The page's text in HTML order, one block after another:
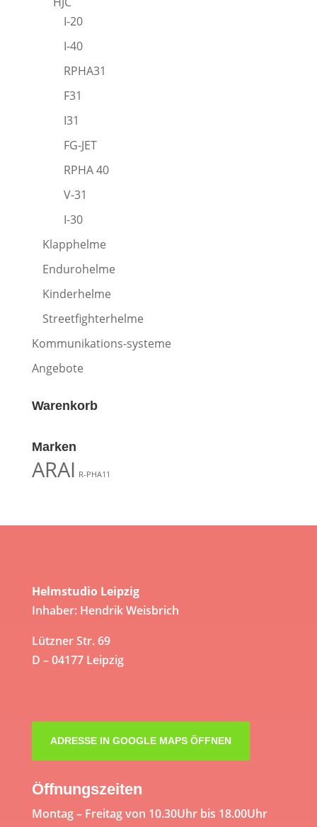
I-20
I-40
RPHA31
F31
I31
FG-JET
RPHA 40
V-31
I-30
Klapphelme
Endurohelme
Kinderhelme
Streetfighterhelme
Kommunikations-systeme
Angebote
Warenkorb
Marken
ARAI R-PHA11
Helmstudio Leipzig
Inhaber: Hendrik Weisbrich
Lützner Str. 69
D – 04177 Leipzig
ADRESSE IN GOOGLE MAPS ÖFFNEN
Öffnungszeiten
Montag – Freitag von 10.30Uhr bis 18.00Uhr